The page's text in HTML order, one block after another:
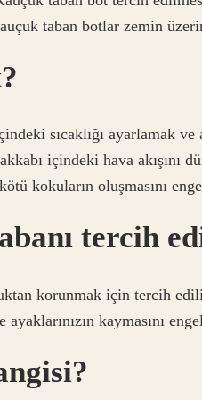
taban botlar zemin
sıcaklığı ayarlamak
içindeki hava akışını
kokuların oluşmasını
tercih
korunmak için tercih
kaymasını